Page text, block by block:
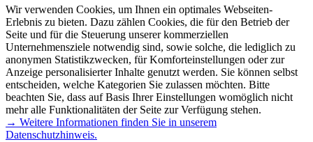
Wir verwenden Cookies, um Ihnen ein optimales Webseiten-
Erlebnis zu bieten. Dazu zählen Cookies, die für den Betrieb der
Seite und für die Steuerung unserer kommerziellen
Unternehmensziele notwendig sind, sowie solche, die lediglich zu
anonymen Statistikzwecken, für Komforteinstellungen oder zur
Anzeige personalisierter Inhalte genutzt werden. Sie können selbst
entscheiden, welche Kategorien Sie zulassen möchten. Bitte
beachten Sie, dass auf Basis Ihrer Einstellungen womöglich nicht
mehr alle Funktionalitäten der Seite zur Verfügung stehen.
→ Weitere Informationen finden Sie in unserem
Datenschutzhinweis.